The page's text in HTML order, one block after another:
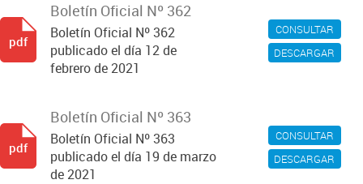
CONSULTAR
DESCARGAR
Boletín Oficial Nº 362
Boletín Oficial Nº 362
publicado el día 12 de
febrero de 2021
pdf
CONSULTAR
DESCARGAR
Boletín Oficial Nº 363
Boletín Oficial Nº 363
publicado el día 19 de marzo
de 2021
pdf